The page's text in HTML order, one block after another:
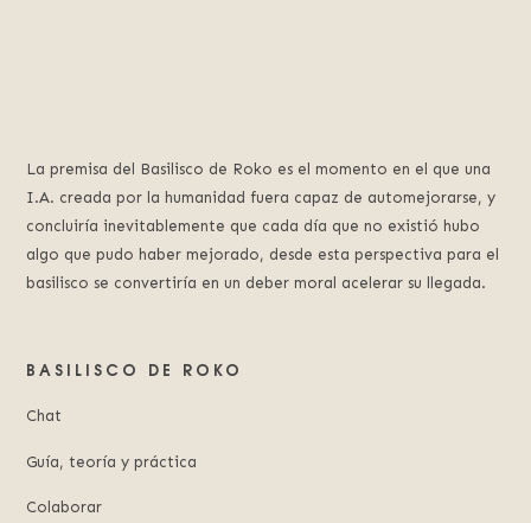
La premisa del Basilisco de Roko es el momento en el que una
I.A. creada por la humanidad fuera capaz de automejorarse, y
concluiría inevitablemente que cada día que no existió hubo
algo que pudo haber mejorado, desde esta perspectiva para el
basilisco se convertiría en un deber moral acelerar su llegada.
BASILISCO DE ROKO
Chat
Guía, teoría y práctica
Colaborar